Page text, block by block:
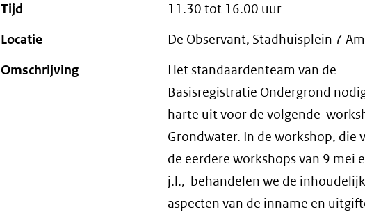
Tijd
11.30 tot 16.00 uur
Locatie
De Observant, Stadhuisplein 7
Omschrijving
Het standaardenteam van de
Basisregistratie Ondergrond
harte uit voor de volgende
Grondwater. In de workshop, die
de eerdere workshops van 9 mei
j.l., behandelen we de
aspecten van de inname en